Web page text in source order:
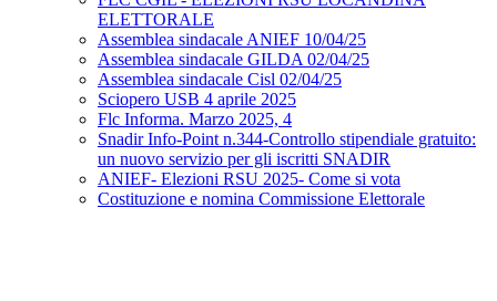
ELETTORALE
Assemblea sindacale ANIEF 10/04/25
Assemblea sindacale GILDA 02/04/25
Assemblea sindacale Cisl 02/04/25
Sciopero USB 4 aprile 2025
Flc Informa. Marzo 2025, 4
Snadir Info-Point n.344-Controllo stipendiale gratuito:
un nuovo servizio per gli iscritti SNADIR
ANIEF- Elezioni RSU 2025- Come si vota
Costituzione e nomina Commissione Elettorale